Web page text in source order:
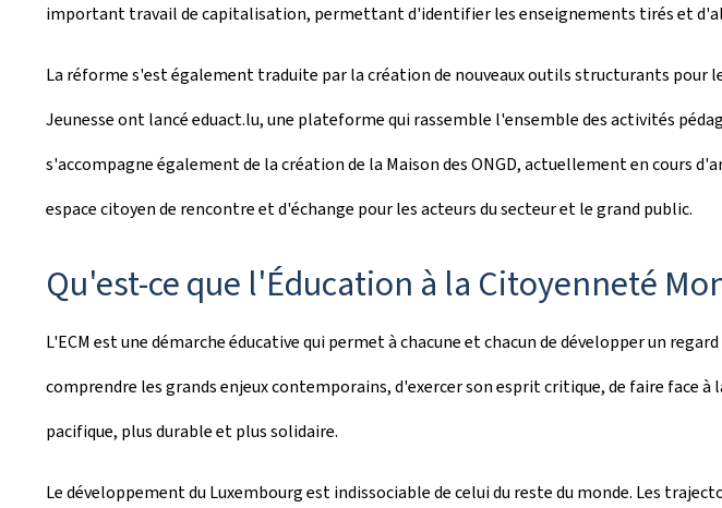
important travail de capitalisation, permettant d'identifier les enseignements tirés et
La réforme s'est également traduite par la création de nouveaux outils structurants pour
Jeunesse ont lancé eduact.lu, une plateforme qui rassemble l'ensemble des activités
s'accompagne également de la création de la Maison des ONGD, actuellement en cours
espace citoyen de rencontre et d'échange pour les acteurs du secteur et le grand public.
Qu'est-ce que l'Éducation à la Citoyenneté
L'ECM est une démarche éducative qui permet à chacune et chacun de développer un
comprendre les grands enjeux contemporains, d'exercer son esprit critique, de faire face
pacifique, plus durable et plus solidaire.
Le développement du Luxembourg est indissociable de celui du reste du monde. Les